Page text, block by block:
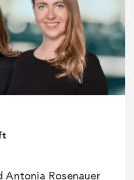
Rosenauer